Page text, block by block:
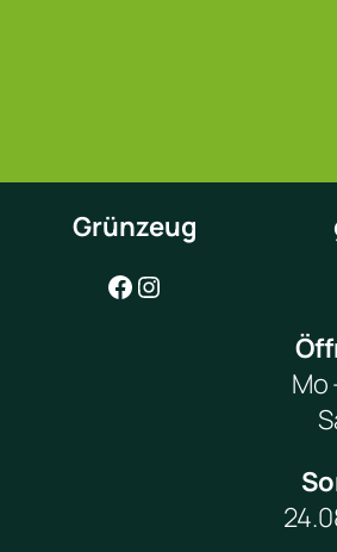
Grünzeug
Facebook Instagram
Mo